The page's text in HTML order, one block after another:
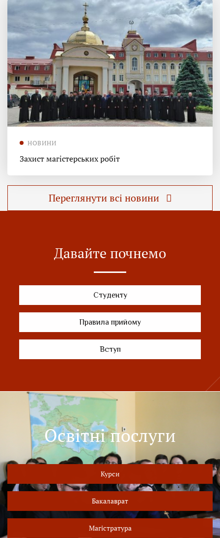
НОВИНИ
Захист магістерських робіт
Переглянути всі новини
Давайте почнемо
Студенту
Правила прийому
Вступ
Освітні послуги
Курси
Бакалаврат
Магістратура